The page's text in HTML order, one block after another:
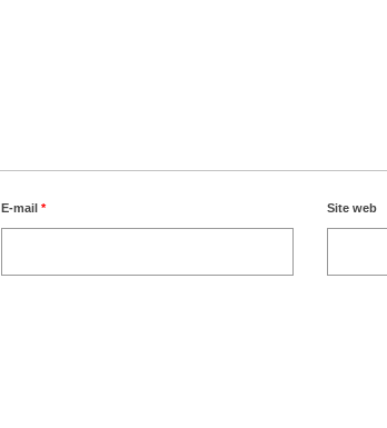
E-mail* Site web